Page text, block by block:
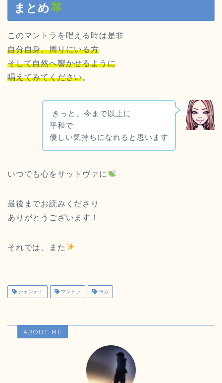
まとめ
このマントラを唱える時は是非
自分自身、周りにいる方
そして自然へ響かせるように
唱えてみてください。
きっと、今まで以上に
平和で
優しい気持ちになれると思います
いつでも心をサットヴァに
最後までお読みくださり
ありがとうございます！
それでは、また
シャンティ マントラ ヨガ
ABOUT ME